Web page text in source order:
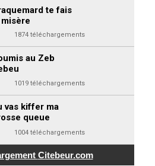
te fais
misère
1874 téléchargements
au Zeb
1019 téléchargements
vas kiffer ma
queue
1004 téléchargements
Citebeur.com